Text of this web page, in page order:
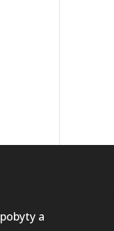
pobyty a